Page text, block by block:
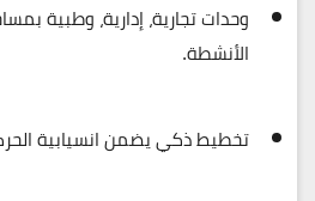
وحداتتجارية، إدارية، وطبية
الأنشطة.
تخطيط ذكي يضمنانسيابية